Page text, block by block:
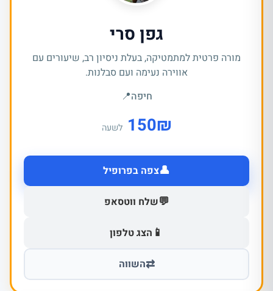
גפן סרי
מורה פרטית למתמטיקה, בעלת ניסיון רב, שיעורים עם
אווירה נעימה ועם סבלנות.
חיפה📍
₪
150 לשעה
👤צפה בפרופיל
💬שלח ווטסאפ
📱 הצג טלפון
⇄השווה